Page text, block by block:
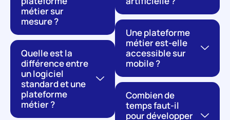
métier sur
mesure ?
Quelle est la
différence entre
un logiciel
standard et une
plateforme
métier ?
Une plateforme
métier est-elle
accessible sur
mobile ?
Combien de
temps faut-il
pour développer